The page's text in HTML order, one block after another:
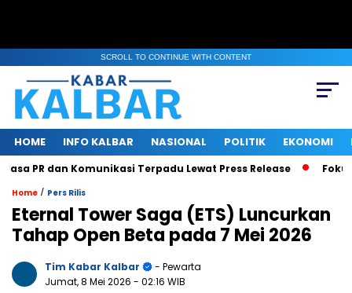
SCROLL TO CONTINUE WITH CONTENT
HOME INFO KALBAR NASIONAL POLITIK EKONOMI
PR dan Komunikasi Terpadu Lewat Press Release Fokus
Home / Pers Rilis
Eternal Tower Saga (ETS) Luncurkan
Tahap Open Beta pada 7 Mei 2026
Tim Kabar Kalbar
- Pewarta
Jumat, 8 Mei 2026 - 02:16 WIB